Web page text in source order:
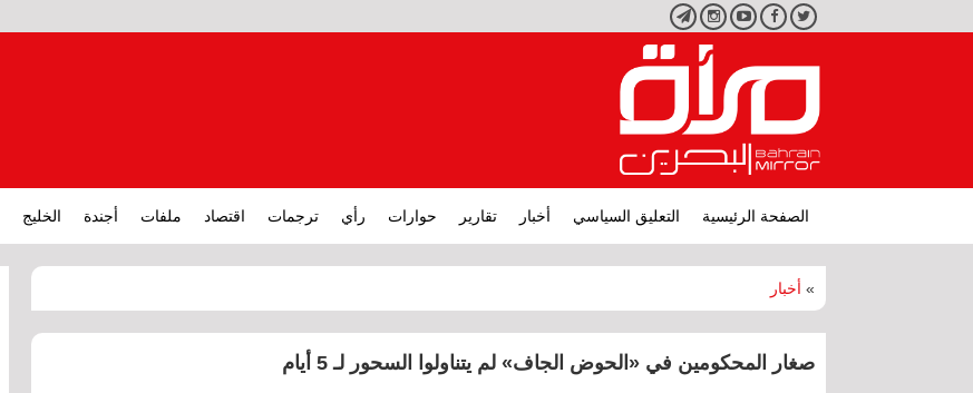
تويتر فيسبوكيوتيوبانستجرامتليجرام
الصفحة الرئيسية التعليق السياسي أخبار تقارير حوارات رأي ترجمات اقتصاد ملفات أجندة الخليج
» أخبار
صغار المحكومين في «الحوض الجاف» لم يتناولوا السحور لـ 5 أيام